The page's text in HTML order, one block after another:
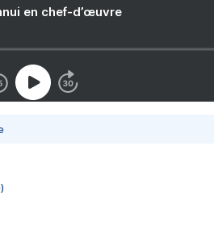
en chef-d’œuvre